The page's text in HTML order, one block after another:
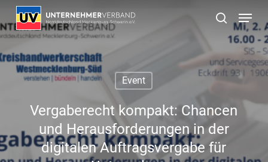
Skip
to
main
content
suchen
Menu
Event
Vergaberecht kompakt: Chancen
und Herausforderungen in der
digitalen Auftragsvergabe für